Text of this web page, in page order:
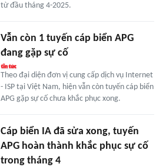
từ đầu tháng 4-2025.
Vẫn còn 1 tuyến cáp biển APG
đang gặp sự cố
Theo đại diện đơn vị cung cấp dịch vụ Internet
- ISP tại Việt Nam, hiện vẫn còn tuyến cáp biển
APG gặp sự cố chưa khắc phục xong.
Cáp biển IA đã sửa xong, tuyến
APG hoàn thành khắc phục sự cố
trong tháng 4